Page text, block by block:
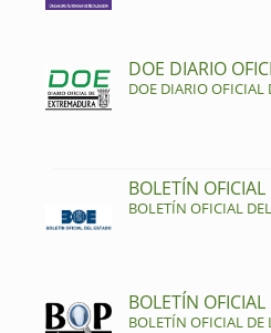
DOE DIARIO
DOE DIARIO OFICIAL
BOLETÍN
BOLETÍN OFICIAL
BOLETÍN
BOLETÍN OFICIAL DE